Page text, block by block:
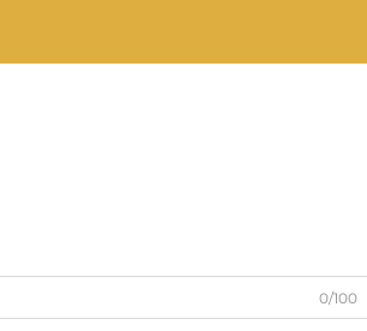
0/100